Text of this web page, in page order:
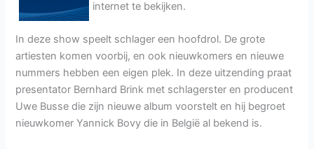
internet te bekijken.
In deze show speelt schlager een hoofdrol. De grote
artiesten komen voorbij, en ook nieuwkomers en nieuwe
nummers hebben een eigen plek. In deze uitzending praat
presentator Bernhard Brink met schlagerster en producent
Uwe Busse die zijn nieuwe album voorstelt en hij begroet
nieuwkomer Yannick Bovy die in België al bekend is.